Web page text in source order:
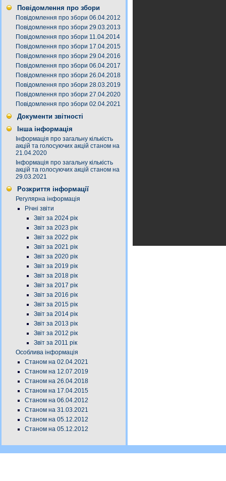
Повідомлення про збори
Повідомлення про збори 06.04.2012
Повідомлення про збори 29.03.2013
Повідомлення про збори 11.04.2014
Повідомлення про збори 17.04.2015
Повідомлення про збори 29.04.2016
Повідомлення про збори 06.04.2017
Повідомлення про збори 26.04.2018
Повідомлення про збори 28.03.2019
Повідомлення про збори 27.04.2020
Повідомлення про збори 02.04.2021
Документи звітності
Інша інформація
Інформація про загальну кількість
акцій та голосуючих акцій станом на
21.04.2020
Інформація про загальну кількість
акцій та голосуючих акцій станом на
29.03.2021
Розкриття інформації
Регулярна інформація
Річні звіти
Звіт за 2024 рік
Звіт за 2023 рік
Звіт за 2022 рік
Звіт за 2021 рік
Звіт за 2020 рік
Звіт за 2019 рік
Звіт за 2018 рік
Звіт за 2017 рік
Звіт за 2016 рік
Звіт за 2015 рік
Звіт за 2014 рік
Звіт за 2013 рік
Звіт за 2012 рік
Звіт за 2011 рік
Особлива інформація
Станом на 02.04.2021
Станом на 12.07.2019
Станом на 26.04.2018
Станом на 17.04.2015
Станом на 06.04.2012
Станом на 31.03.2021
Станом на 05.12.2012
Станом на 05.12.2012